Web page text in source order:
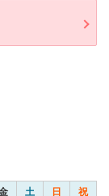
土 日 祝